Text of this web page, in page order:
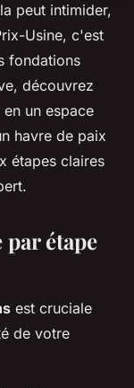
peut intimider,
Usine, c'est
fondations
découvrez
un espace
havre de paix
étapes claires
étape
est cruciale
de votre